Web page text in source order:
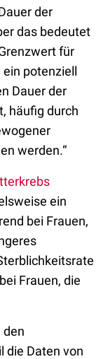
der
das bedeutet
für
ein potenziell
Dauer der
häufig durch
werden.“
ein
bei Frauen,
Frauen, die
den
die Daten von